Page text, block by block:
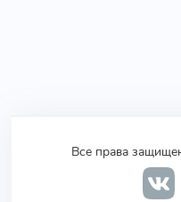
Все права